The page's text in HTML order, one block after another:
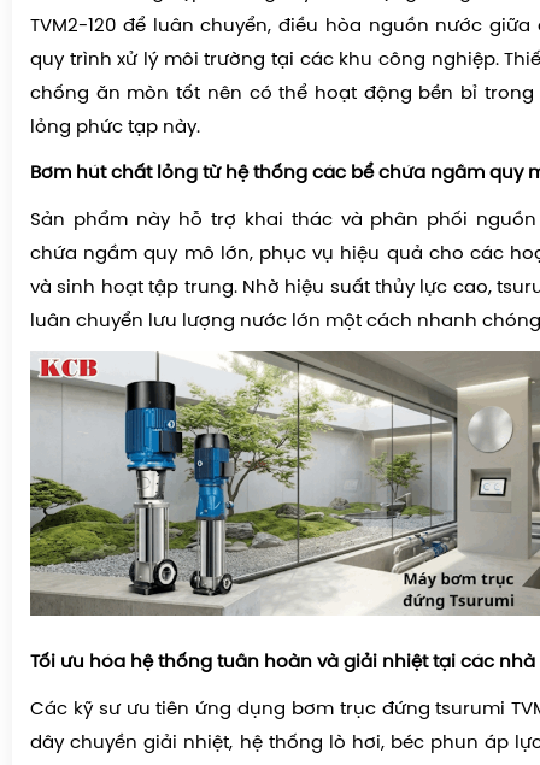
TVM2-120 để luân chuyển, điều hòa nguồn nước
quy trình xử lý môi trường tại các khu công nghiệp.
chống ăn mòn tốt nên có thể hoạt động bền bỉ
lỏng phức tạp này.
Bơm hút chất lỏng từ hệ thống các bể chứa ngầm quy
Sản phẩm này hỗ trợ khai thác và phân phối
chứa ngầm quy mô lớn, phục vụ hiệu quả cho các
và sinh hoạt tập trung. Nhờ hiệu suất thủy lực cao,
luân chuyển lưu lượng nước lớn một cách nhanh
Tối ưu hóa hệ thống tuần hoàn và giải nhiệt tại các nhà
Các kỹ sư ưu tiên ứng dụng bơm trục đứng tsurumi
dây chuyền giải nhiệt, hệ thống lò hơi, béc phun áp